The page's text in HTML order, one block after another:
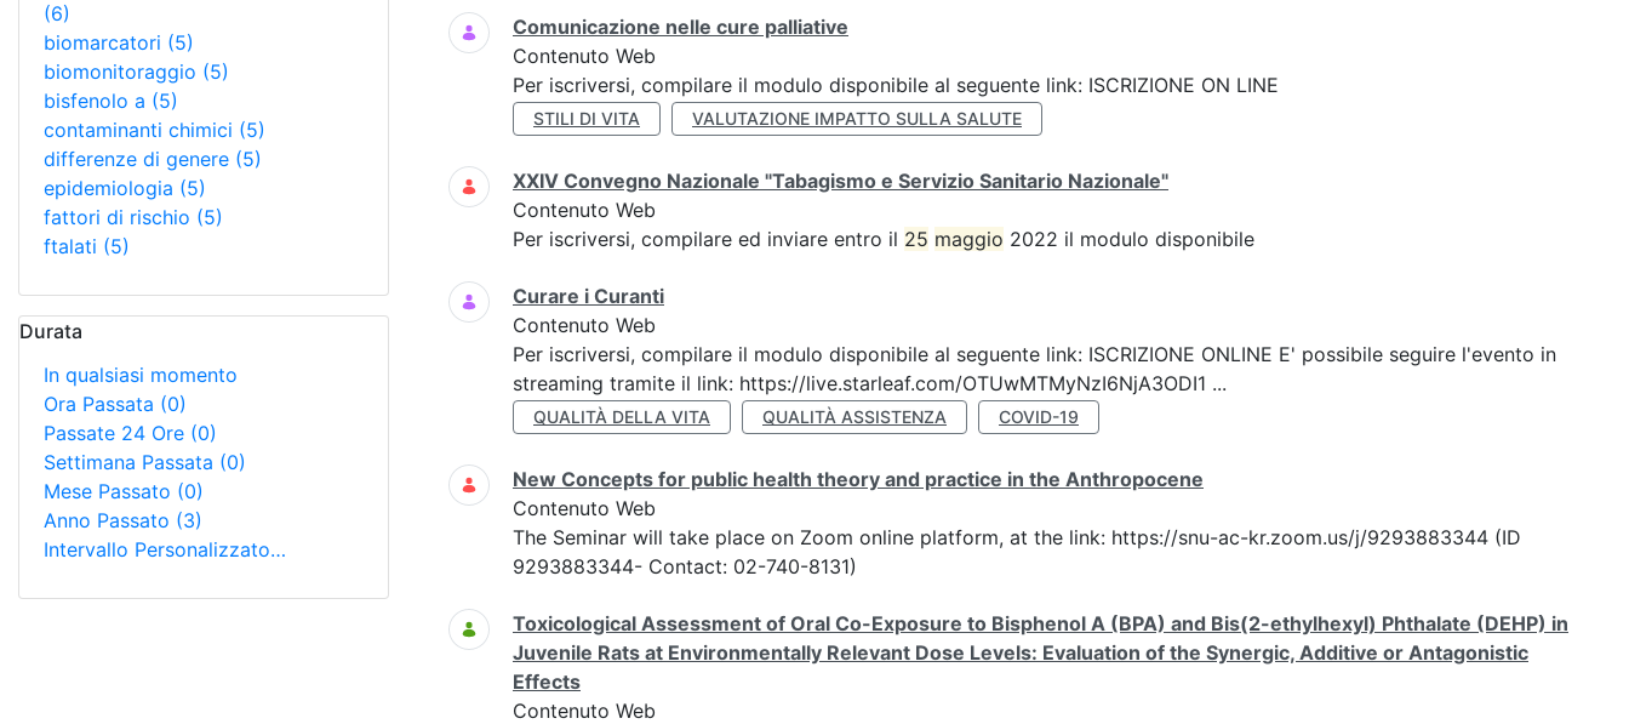
(6)
biomarcatori (5)
biomonitoraggio (5)
bisfenolo a (5)
contaminanti chimici (5)
differenze di genere (5)
epidemiologia (5)
fattori di rischio (5)
ftalati (5)
Durata
In qualsiasi momento
Ora Passata (0)
Passate 24 Ore (0)
Settimana Passata (0)
Mese Passato (0)
Anno Passato (3)
Intervallo Personalizzato…
Comunicazione nelle cure palliative
Contenuto Web
Per iscriversi, compilare il modulo disponibile al seguente link: ISCRIZIONE ON LINE
STILI DI VITA VALUTAZIONE IMPATTO SULLA SALUTE
XXIV Convegno Nazionale "Tabagismo e Servizio Sanitario Nazionale"
Contenuto Web
Per iscriversi, compilare ed inviare entro il 25 maggio 2022 il modulo disponibile
Curare i Curanti
Contenuto Web
Per iscriversi, compilare il modulo disponibile al seguente link: ISCRIZIONE ONLINE E' possibile seguire l'evento in
streaming tramite il link: https://live.starleaf.com/OTUwMTMyNzI6NjA3ODI1 ...
QUALITÀ DELLA VITA QUALITÀ ASSISTENZA COVID-19
New Concepts for public health theory and practice in the Anthropocene
Contenuto Web
The Seminar will take place on Zoom online platform, at the link: https://snu-ac-kr.zoom.us/j/9293883344 (ID
9293883344- Contact: 02-740-8131)
Toxicological Assessment of Oral Co-Exposure to Bisphenol A (BPA) and Bis(2-ethylhexyl) Phthalate (DEHP) in
Juvenile Rats at Environmentally Relevant Dose Levels: Evaluation of the Synergic, Additive or Antagonistic
Effects
Contenuto Web